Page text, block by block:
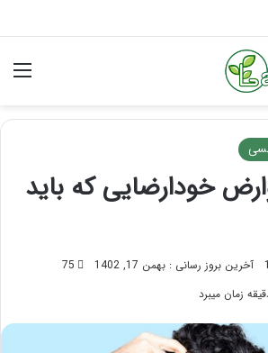
با ماساژ درمانی افسردگی را درمان کنید!
خودارضایی که باید
آخرین بروز رسانی : بهمن 17, 1402
75